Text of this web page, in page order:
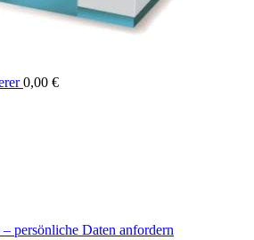
0,00 €
persönliche Daten anfordern